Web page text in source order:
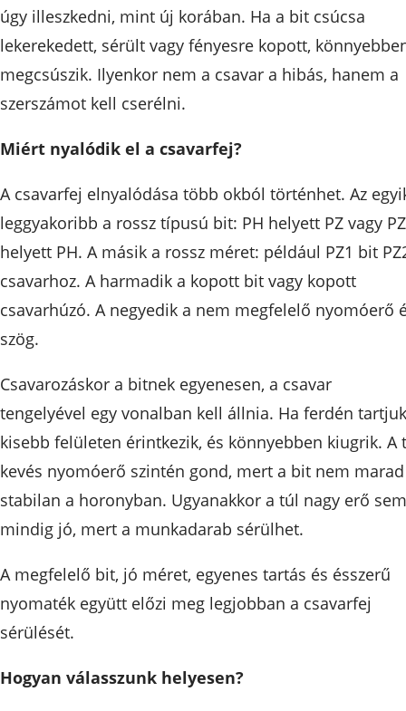
úgy illeszkedni, mint új korában. Ha a bit csúcsa
lekerekedett, sérült vagy fényesre kopott,
megcsúszik. Ilyenkor nem a csavar a hibás, hanem a
szerszámot kell cserélni.
Miért nyalódik el a csavarfej?
A csavarfej elnyalódása több okból történhet. Az
leggyakoribb a rossz típusú bit: PH helyett PZ vagy PZ
helyett PH. A másik a rossz méret: például PZ1 bit
csavarhoz. A harmadik a kopott bit vagy kopott
csavarhúzó. A negyedik a nem megfelelő nyomóerő
szög.
Csavarozáskor a bitnek egyenesen, a csavar
tengelyével egy vonalban kell állnia. Ha ferdén
kisebb felületen érintkezik, és könnyebben kiugrik. A
kevés nyomóerő szintén gond, mert a bit nem marad
stabilan a horonyban. Ugyanakkor a túl nagy erő sem
mindig jó, mert a munkadarab sérülhet.
A megfelelő bit, jó méret, egyenes tartás és ésszerű
nyomaték együtt előzi meg legjobban a csavarfej
sérülését.
Hogyan válasszunk helyesen?